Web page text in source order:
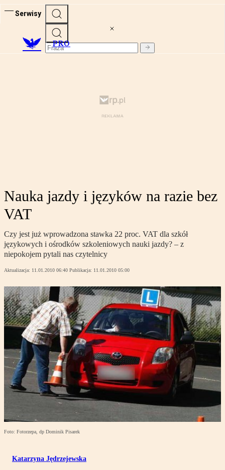
Serwisy
PRO
Nauka jazdy i języków na razie bez
VAT
Czy jest już wprowadzona stawka 22 proc. VAT dla szkół
językowych i ośrodków szkoleniowych nauki jazdy? – z
niepokojem pytali nas czytelnicy
Aktualizacja: 11.01.2010 06:40 Publikacja: 11.01.2010 05:00
Foto: Fotorzepa, dp Dominik Pisarek
Katarzyna Jędrzejewska